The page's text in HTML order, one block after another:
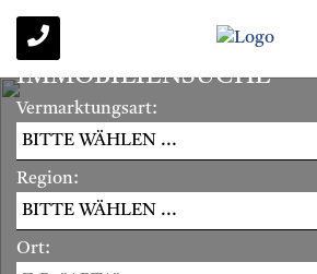
IMMOBILIENSUCHE
Vermarktungsart:
Region:
Ort: